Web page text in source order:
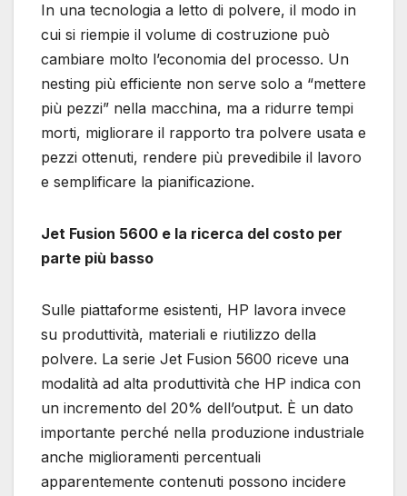
In una tecnologia a letto di polvere, il modo in
cui si riempie il volume di costruzione può
cambiare molto l’economia del processo. Un
nesting più efficiente non serve solo a “mettere
più pezzi” nella macchina, ma a ridurre tempi
morti, migliorare il rapporto tra polvere usata e
pezzi ottenuti, rendere più prevedibile il lavoro
e semplificare la pianificazione.
Jet Fusion 5600 e la ricerca del costo per
parte più basso
Sulle piattaforme esistenti, HP lavora invece
su produttività, materiali e riutilizzo della
polvere. La serie Jet Fusion 5600 riceve una
modalità ad alta produttività che HP indica con
un incremento del 20% dell’output. È un dato
importante perché nella produzione industriale
anche miglioramenti percentuali
apparentemente contenuti possono incidere